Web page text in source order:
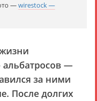
—wirestock —
—
за ними
После долгих